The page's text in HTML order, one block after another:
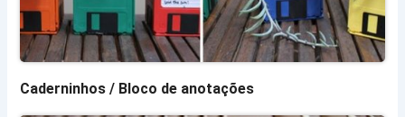
Caderninhos / Bloco de anotações